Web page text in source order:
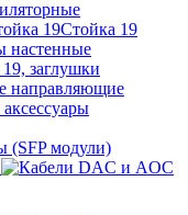
Стойка 19
настенные
заглушки
направляющие
(SFP модули)